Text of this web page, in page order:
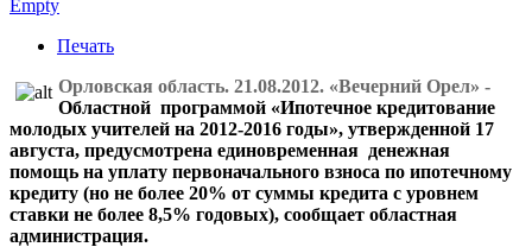
Empty
Печать
Орловская область. 21.08.2012. «Вечерний Орел» -
Областной программой «Ипотечное кредитование
молодых учителей на 2012-2016 годы», утвержденной 17
августа, предусмотрена единовременная денежная
помощь на уплату первоначального взноса по ипотечному
кредиту (но не более 20% от суммы кредита с уровнем
ставки не более 8,5% годовых), сообщает областная
администрация.